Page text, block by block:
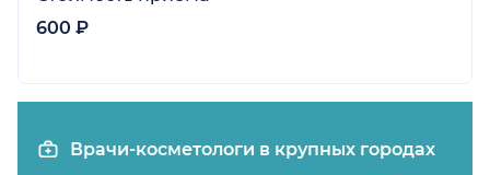
600 ₽
Врачи-косметологи в крупных городах